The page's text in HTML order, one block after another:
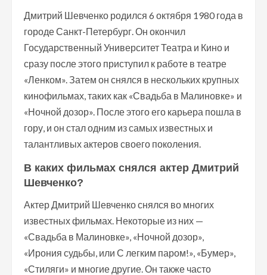
Дмитрий Шевченко родился 6 октября 1980 года в
городе Санкт-Петербург. Он окончил
Государственный Университет Театра и Кино и
сразу после этого приступил к работе в театре
«Ленком». Затем он снялся в нескольких крупных
кинофильмах, таких как «Свадьба в Малиновке» и
«Ночной дозор». После этого его карьера пошла в
гору, и он стал одним из самых известных и
талантливых актеров своего поколения.
В каких фильмах снялся актер Дмитрий
Шевченко?
Актер Дмитрий Шевченко снялся во многих
известных фильмах. Некоторые из них —
«Свадьба в Малиновке», «Ночной дозор»,
«Ирония судьбы, или С легким паром!», «Бумер»,
«Стиляги» и многие другие. Он также часто